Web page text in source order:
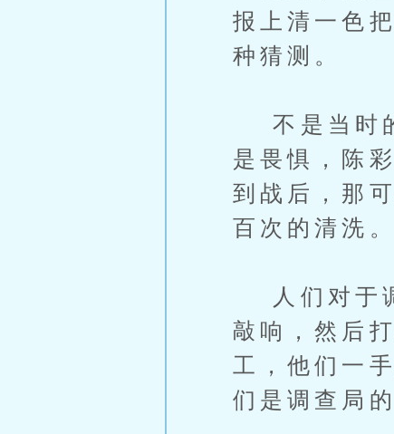
报上清一色
种猜测。
不是当时的
是畏惧，陈
到战后，那
百次的清洗。
人们对于调
敲响，然后
工，他们一
们是调查局